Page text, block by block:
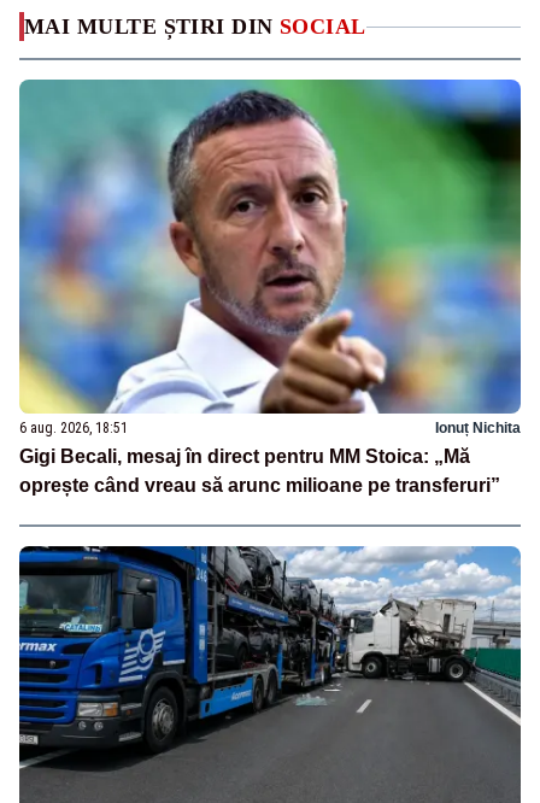
MAI MULTE ȘTIRI DIN SOCIAL
6 aug. 2026, 18:51 Ionuț Nichita
Gigi Becali, mesaj în direct pentru MM Stoica: „Mă
oprește când vreau să arunc milioane pe transferuri”